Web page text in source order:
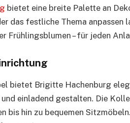
bietet eine breite Palette an
das festliche Thema anpassen
Frühlingsblumen – für jeden
bietet Brigitte Hachenburg
einladend gestalten. Die
bis hin zu bequemen